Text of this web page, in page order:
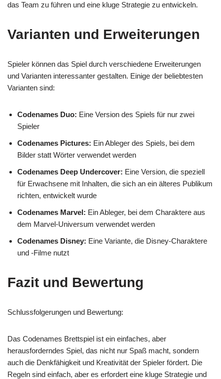
das Team zu führen und eine kluge Strategie zu entwickeln.
Varianten und Erweiterungen
Spieler können das Spiel durch verschiedene Erweiterungen
und Varianten interessanter gestalten. Einige der beliebtesten
Varianten sind:
Codenames Duo: Eine Version des Spiels für nur zwei
Spieler
Codenames Pictures: Ein Ableger des Spiels, bei dem
Bilder statt Wörter verwendet werden
Codenames Deep Undercover: Eine Version, die speziell
für Erwachsene mit Inhalten, die sich an ein älteres Publikum
richten, entwickelt wurde
Codenames Marvel: Ein Ableger, bei dem Charaktere aus
dem Marvel-Universum verwendet werden
Codenames Disney: Eine Variante, die Disney-Charaktere
und -Filme nutzt
Fazit und Bewertung
Schlussfolgerungen und Bewertung:
Das Codenames Brettspiel ist ein einfaches, aber
herausforderndes Spiel, das nicht nur Spaß macht, sondern
auch die Denkfähigkeit und Kreativität der Spieler fördert. Die
Regeln sind einfach, aber es erfordert eine kluge Strategie und